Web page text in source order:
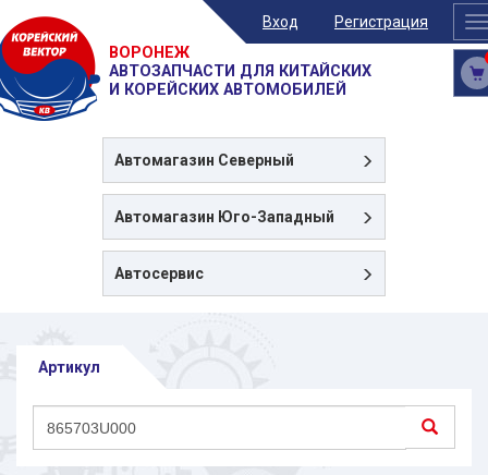
Вход Регистрация
ВОРОНЕЖ
АВТОЗАПЧАСТИ ДЛЯ КИТАЙСКИХ
И КОРЕЙСКИХ АВТОМОБИЛЕЙ
Автомагазин Северный
Автомагазин Юго-Западный
Автосервис
Артикул